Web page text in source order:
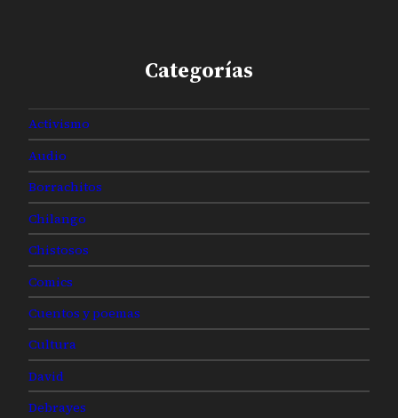
Categorías
Activismo
Audio
Borrachitos
Chilango
Chistosos
Comics
Cuentos y poemas
Cultura
David
Debrayes